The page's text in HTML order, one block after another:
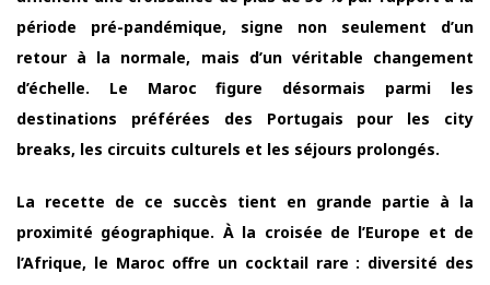
période pré-pandémique, signe non seulement d’un
retour à la normale, mais d’un véritable changement
d’échelle. Le Maroc figure désormais parmi les
destinations préférées des Portugais pour les city
breaks, les circuits culturels et les séjours prolongés.
La recette de ce succès tient en grande partie à la
proximité géographique. À la croisée de l’Europe et de
l’Afrique, le Maroc offre un cocktail rare : diversité des